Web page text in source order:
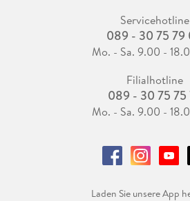
Servicehotline
089 - 30 75 79
Mo. - Sa. 9.00 -
Filialhotline
089 - 30 75 75
Mo. - Sa. 9.00 -
Laden Sie unsere App